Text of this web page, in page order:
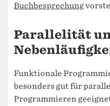
Buchbesprechung
Parallelität
Funktionale
besonders gut für
Programmieren